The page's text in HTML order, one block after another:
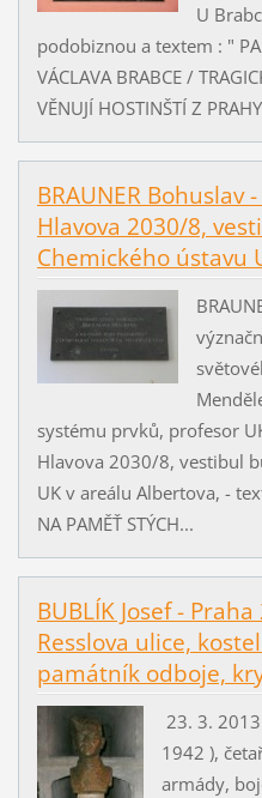
U
podobiznou a textem : "
VÁCLAVA BRABCE /
VĚNUJÍ HOSTINŠTÍ Z
BRAUNER Bohuslav
Hlavova 2030/8,
Chemického ústavu
systému prvků, profesor
Hlavova 2030/8, vestibul
UK v areálu Albertova, -
NA PAMĚŤ STÝCH...
BUBLÍK Josef -
Resslova ulice,
památník odboje,
23. 3.
1942 ),
armády,